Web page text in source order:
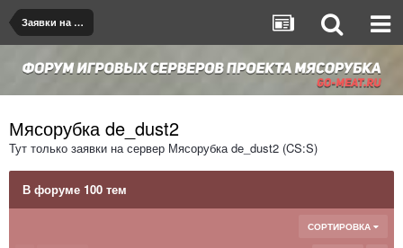
Заявки на администрирование серверов
Мясорубка de_dust2
Тут только заявки на сервер Мясорубка de_dust2 (CS:S)
В форуме 100 тем
СОРТИРОВКА